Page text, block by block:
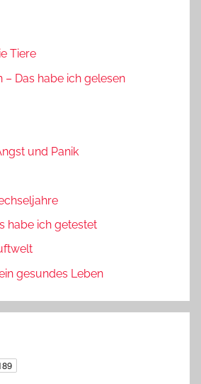
Tiere
– Das habe ich gelesen
und Panik
habe ich getestet
gesundes Leben